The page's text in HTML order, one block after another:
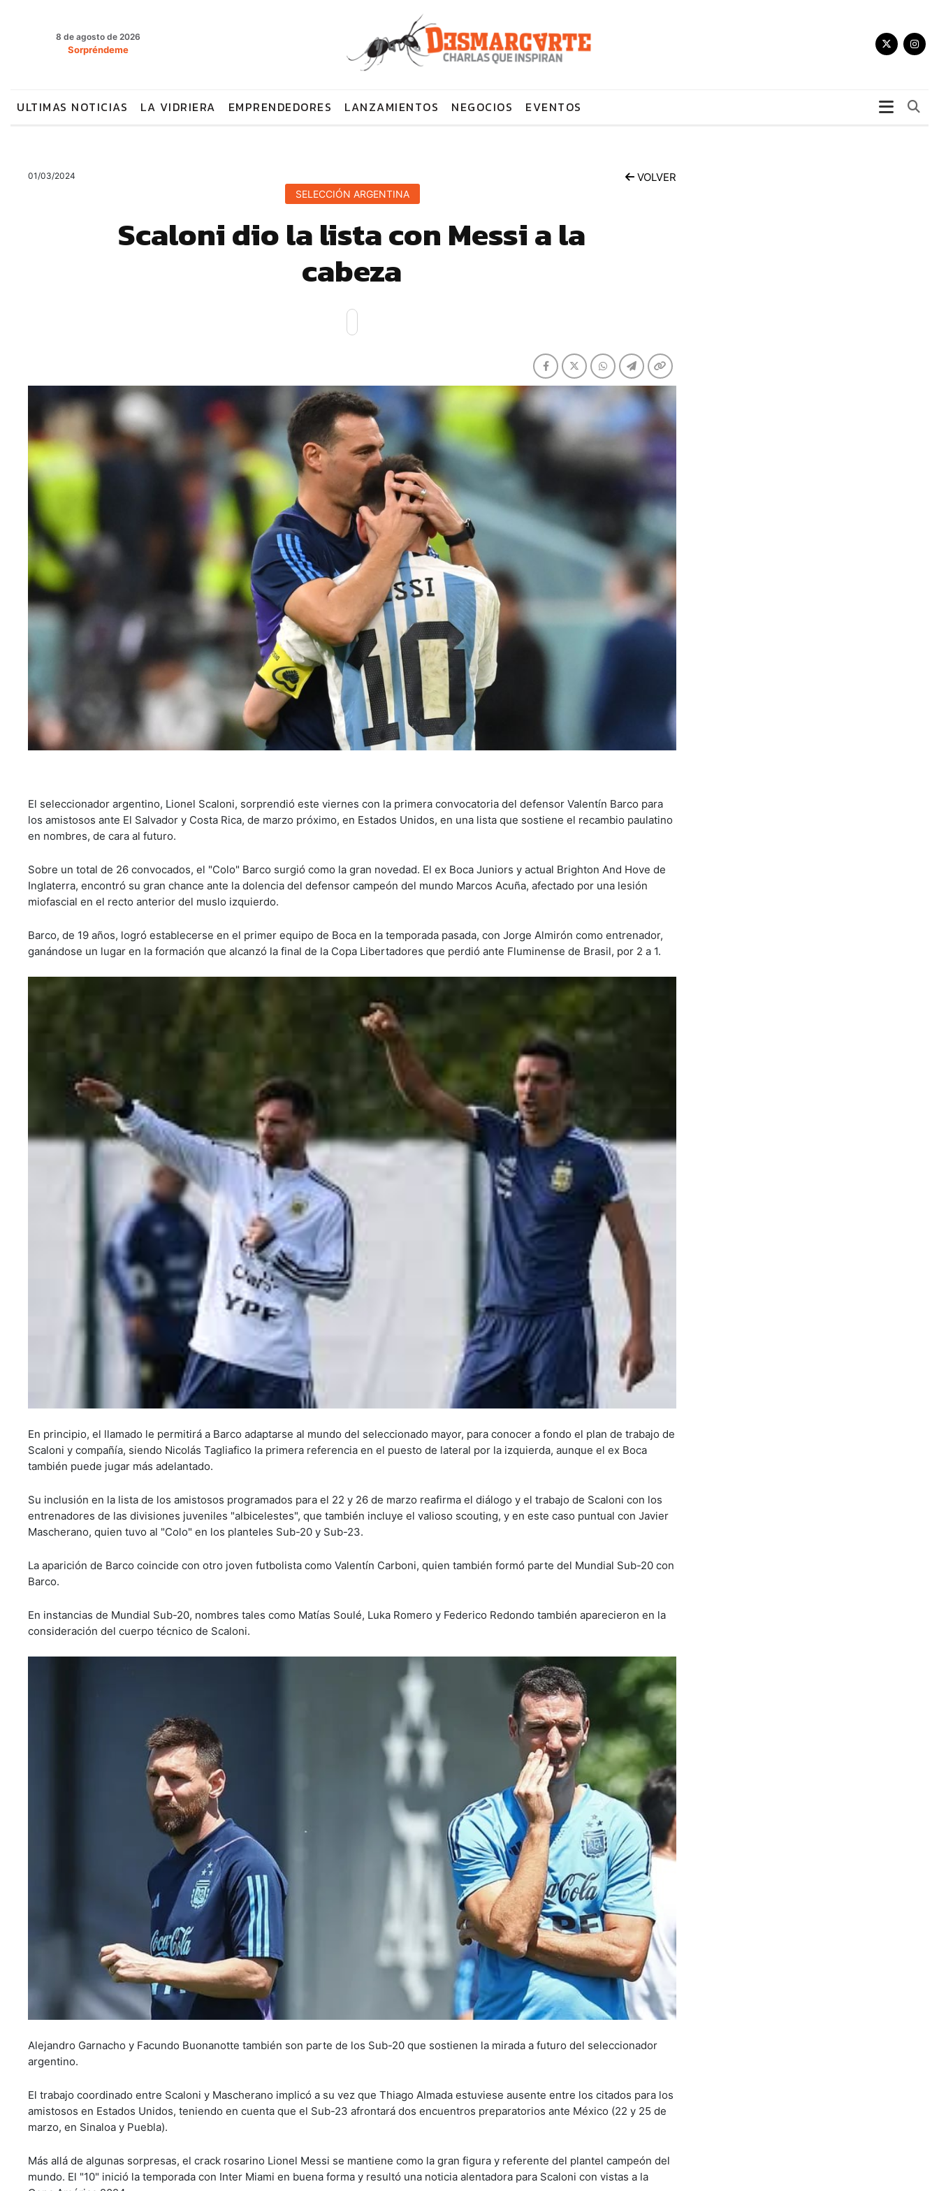
8 de agosto de 2026
Sorpréndeme
ULTIMAS NOTICIAS LA VIDRIERA EMPRENDEDORES LANZAMIENTOS NEGOCIOS EVENTOS
01/03/2024 VOLVER
SELECCIÓN ARGENTINA
Scaloni dio la lista con Messi a la
cabeza
El seleccionador argentino, Lionel Scaloni, sorprendió este viernes con la primera convocatoria del defensor Valentín Barco para
los amistosos ante El Salvador y Costa Rica, de marzo próximo, en Estados Unidos, en una lista que sostiene el recambio paulatino
en nombres, de cara al futuro.
Sobre un total de 26 convocados, el "Colo" Barco surgió como la gran novedad. El ex Boca Juniors y actual Brighton And Hove de
Inglaterra, encontró su gran chance ante la dolencia del defensor campeón del mundo Marcos Acuña, afectado por una lesión
miofascial en el recto anterior del muslo izquierdo.
Barco, de 19 años, logró establecerse en el primer equipo de Boca en la temporada pasada, con Jorge Almirón como entrenador,
ganándose un lugar en la formación que alcanzó la final de la Copa Libertadores que perdió ante Fluminense de Brasil, por 2 a 1.
En principio, el llamado le permitirá a Barco adaptarse al mundo del seleccionado mayor, para conocer a fondo el plan de trabajo de
Scaloni y compañía, siendo Nicolás Tagliafico la primera referencia en el puesto de lateral por la izquierda, aunque el ex Boca
también puede jugar más adelantado.
Su inclusión en la lista de los amistosos programados para el 22 y 26 de marzo reafirma el diálogo y el trabajo de Scaloni con los
entrenadores de las divisiones juveniles "albicelestes", que también incluye el valioso scouting, y en este caso puntual con Javier
Mascherano, quien tuvo al "Colo" en los planteles Sub-20 y Sub-23.
La aparición de Barco coincide con otro joven futbolista como Valentín Carboni, quien también formó parte del Mundial Sub-20 con
Barco.
En instancias de Mundial Sub-20, nombres tales como Matías Soulé, Luka Romero y Federico Redondo también aparecieron en la
consideración del cuerpo técnico de Scaloni.
Alejandro Garnacho y Facundo Buonanotte también son parte de los Sub-20 que sostienen la mirada a futuro del seleccionador
argentino.
El trabajo coordinado entre Scaloni y Mascherano implicó a su vez que Thiago Almada estuviese ausente entre los citados para los
amistosos en Estados Unidos, teniendo en cuenta que el Sub-23 afrontará dos encuentros preparatorios ante México (22 y 25 de
marzo, en Sinaloa y Puebla).
Más allá de algunas sorpresas, el crack rosarino Lionel Messi se mantiene como la gran figura y referente del plantel campeón del
mundo. El "10" inició la temporada con Inter Miami en buena forma y resultó una noticia alentadora para Scaloni con vistas a la